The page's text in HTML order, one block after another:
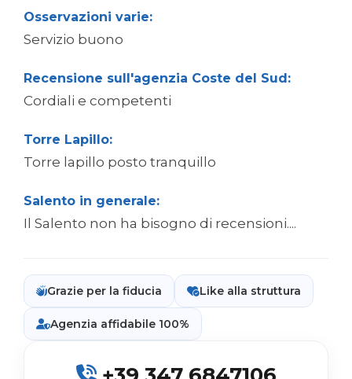
Osservazioni varie:
Servizio buono
Recensione sull'agenzia Coste del Sud:
Cordiali e competenti
Torre Lapillo:
Torre lapillo posto tranquillo
Salento in generale:
Il Salento non ha bisogno di recensioni....
Grazie per la fiducia Like alla struttura
Agenzia affidabile 100%